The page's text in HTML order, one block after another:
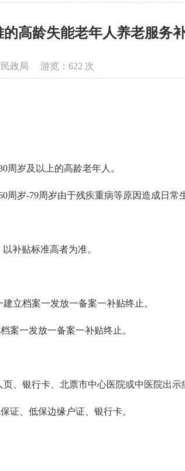
高龄失能老年人养老服务
民政局 游览： 622 次
周岁及以上的高龄老年人。
岁-79周岁由于残疾重病等原因造成日常
补贴标准高者为准。
立档案一发放一备案一补贴终止。
案一发放一备案一补贴终止。
、银行卡、北票市中心医院或中医院出
证、低保边缘户证、银行卡。